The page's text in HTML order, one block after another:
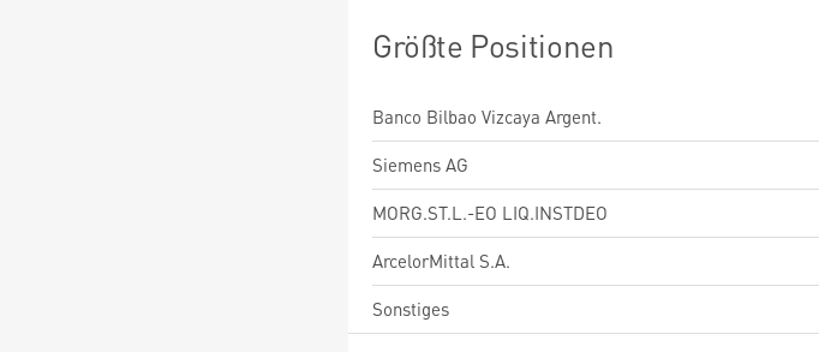
Größte Positionen
Banco Bilbao Vizcaya Argent.
Siemens AG
MORG.ST.L.-EO LIQ.INSTDEO
ArcelorMittal S.A.
Sonstiges